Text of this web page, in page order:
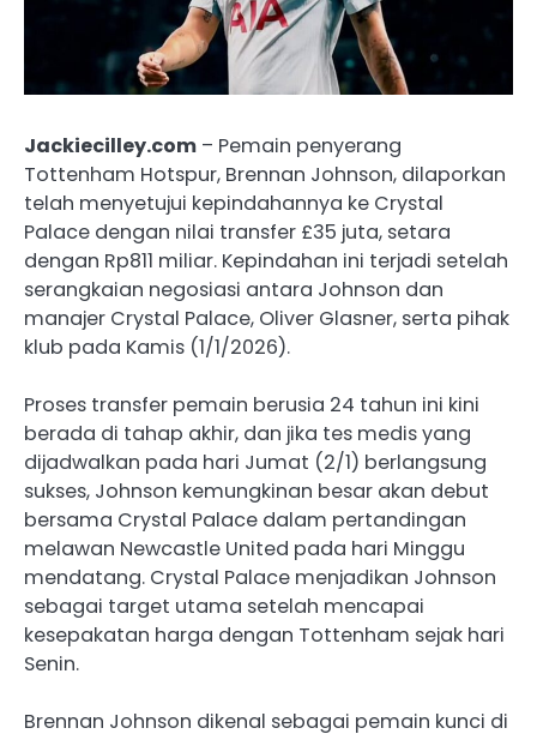
Jackiecilley.com – Pemain penyerang
Tottenham Hotspur, Brennan Johnson, dilaporkan
telah menyetujui kepindahannya ke Crystal
Palace dengan nilai transfer £35 juta, setara
dengan Rp811 miliar. Kepindahan ini terjadi setelah
serangkaian negosiasi antara Johnson dan
manajer Crystal Palace, Oliver Glasner, serta pihak
klub pada Kamis (1/1/2026).
Proses transfer pemain berusia 24 tahun ini kini
berada di tahap akhir, dan jika tes medis yang
dijadwalkan pada hari Jumat (2/1) berlangsung
sukses, Johnson kemungkinan besar akan debut
bersama Crystal Palace dalam pertandingan
melawan Newcastle United pada hari Minggu
mendatang. Crystal Palace menjadikan Johnson
sebagai target utama setelah mencapai
kesepakatan harga dengan Tottenham sejak hari
Senin.
Brennan Johnson dikenal sebagai pemain kunci di